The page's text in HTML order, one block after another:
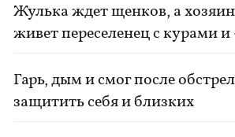
Жулька ждет щенков, а
живет переселенец с курами
Гарь, дым и смог после
защитить себя и близких